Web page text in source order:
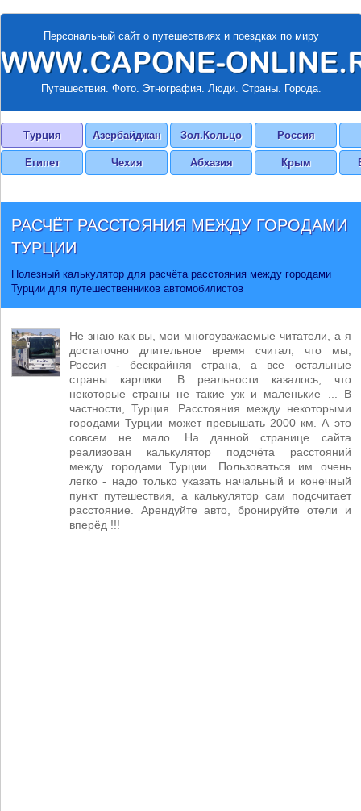
Персональный сайт о путешествиях и поездках по миру
Путешествия. Фото. Этнография. Люди. Страны. Города.
Турция Азербайджан Зол.Кольцо Россия
Египет Чехия Абхазия Крым
РАСЧЁТ РАССТОЯНИЯ МЕЖДУ ГОРОДАМИ
ТУРЦИИ
Полезный калькулятор для расчёта расстояния между городами
Турции для путешественников автомобилистов
Не знаю как вы, мои многоуважаемые читатели, а я
достаточно длительное время считал, что мы,
Россия - бескрайняя страна, а все остальные
страны карлики. В реальности казалось, что
некоторые страны не такие уж и маленькие ... В
частности, Турция. Расстояния между некоторыми
городами Турции может превышать 2000 км. А это
совсем не мало. На данной странице сайта
реализован калькулятор подсчёта расстояний
между городами Турции. Пользоваться им очень
легко - надо только указать начальный и конечный
пункт путешествия, а калькулятор сам подсчитает
расстояние. Арендуйте авто, бронируйте отели и
вперёд !!!